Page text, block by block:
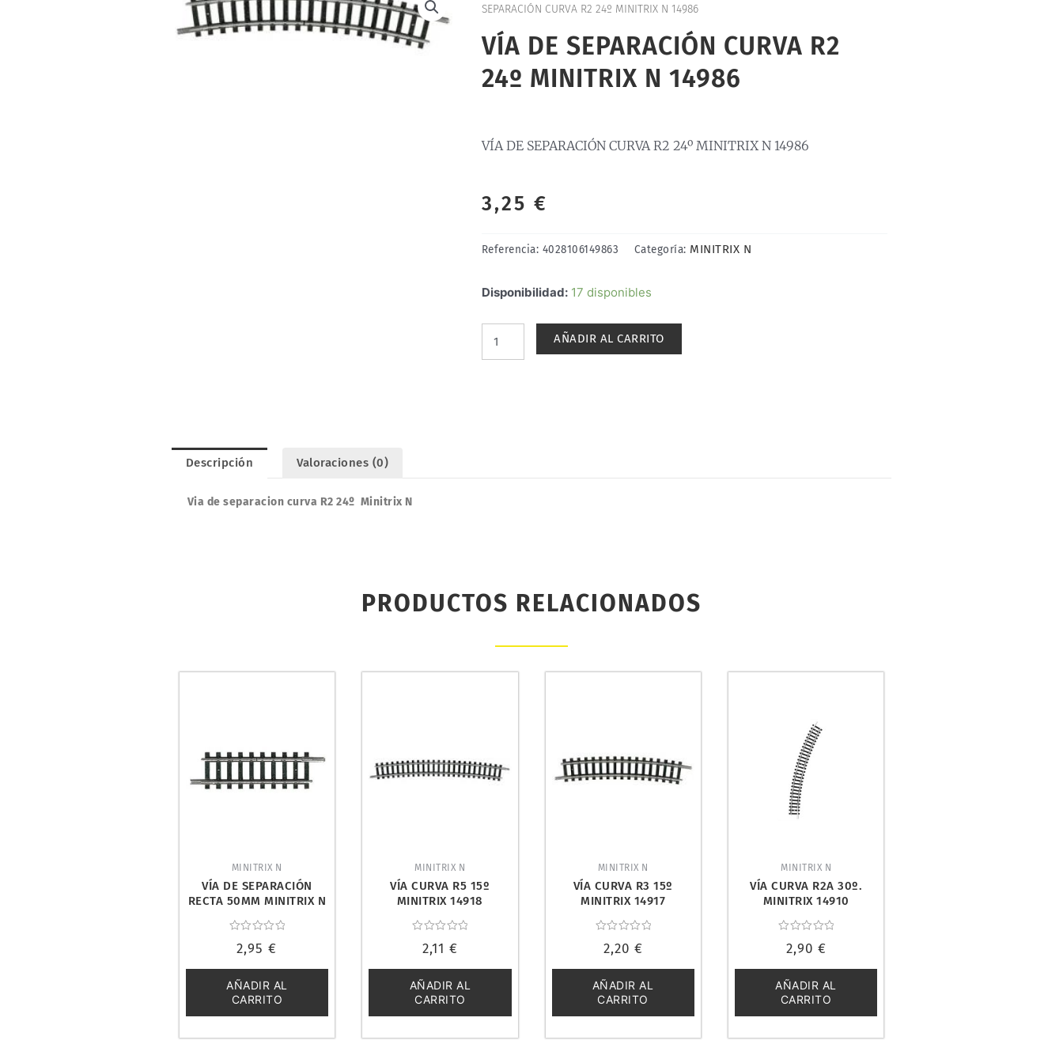
SEPARACIÓN CURVA R2 24º MINITRIX N 14986
VÍA DE SEPARACIÓN CURVA R2
24º MINITRIX N 14986
VÍA DE SEPARACIÓN CURVA R2 24º MINITRIX N 14986
3,25 €
Referencia: 4028106149863 Categoría: MINITRIX N
Disponibilidad: 17 disponibles
VÍA
CURVA
AÑADIR AL CARRITO
Descripción Valoraciones (0)
Via de separacion curva R2 24º Minitrix N
PRODUCTOS RELACIONADOS
MINITRIX N
VÍA DE SEPARACIÓN
RECTA 50MM MINITRIX N
con
de
5
2,95€
AÑADIR AL
CARRITO
MINITRIX N
VÍA CURVA R5 15º
MINITRIX 14918
con
de
5
2,11 €
AÑADIR AL
CARRITO
MINITRIX N
VÍA CURVA R3 15º
MINITRIX 14917
con
de
5
2,20 €
AÑADIR AL
CARRITO
MINITRIX N
VÍA CURVA R2A 30º.
MINITRIX 14910
con
de
5
2,90 €
AÑADIR AL
CARRITO